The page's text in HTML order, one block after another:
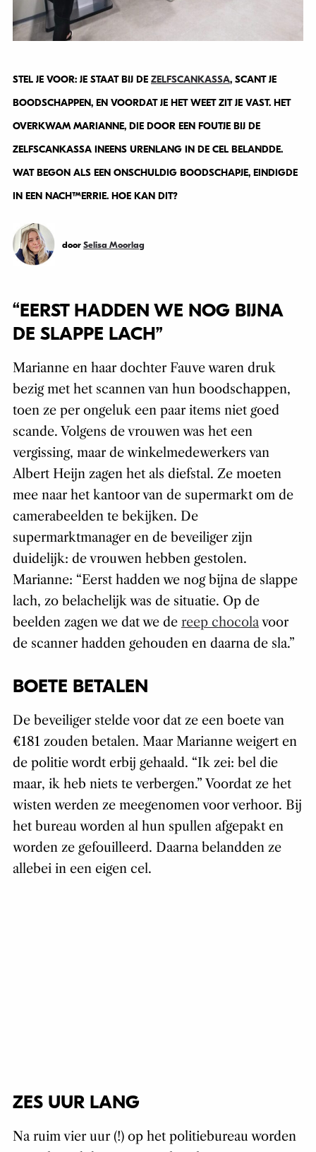
STEL JE VOOR: JE STAAT BIJ DE ZELFSCANKASSA, SCANT JE
BOODSCHAPPEN, EN VOORDAT JE HET WEET ZIT JE VAST. HET
OVERKWAM MARIANNE, DIE DOOR EEN FOUTJE BIJ DE
ZELFSCANKASSA INEENS URENLANG IN DE CEL BELANDDE.
WAT BEGON ALS EEN ONSCHULDIG BOODSCHAPJE, EINDIGDE
IN EEN NACHTMERRIE. HOE KAN DIT?
door Selisa Moorlag
“EERST HADDEN WE NOG BIJNA
DE SLAPPE LACH”
Marianne en haar dochter Fauve waren druk
bezig met het scannen van hun boodschappen,
toen ze per ongeluk een paar items niet goed
scande. Volgens de vrouwen was het een
vergissing, maar de winkelmedewerkers van
Albert Heijn zagen het als diefstal. Ze moeten
mee naar het kantoor van de supermarkt om de
camerabeelden te bekijken. De
supermarktmanager en de beveiliger zijn
duidelijk: de vrouwen hebben gestolen.
Marianne: “Eerst hadden we nog bijna de slappe
lach, zo belachelijk was de situatie. Op de
beelden zagen we dat we de reep chocolavoor
de scanner hadden gehouden en daarna de sla.”
BOETE BETALEN
De beveiliger stelde voor dat ze een boete van
€181 zouden betalen. Maar Marianne weigert en
de politie wordt erbij gehaald. “Ik zei: bel die
maar, ik heb niets te verbergen.” Voordat ze het
wisten werden ze meegenomen voor verhoor. Bij
het bureau worden al hun spullen afgepakt en
worden ze gefouilleerd. Daarna belandden ze
allebei in een eigen cel.
ZES UUR LANG
Na ruim vier uur (!) op het politiebureau worden